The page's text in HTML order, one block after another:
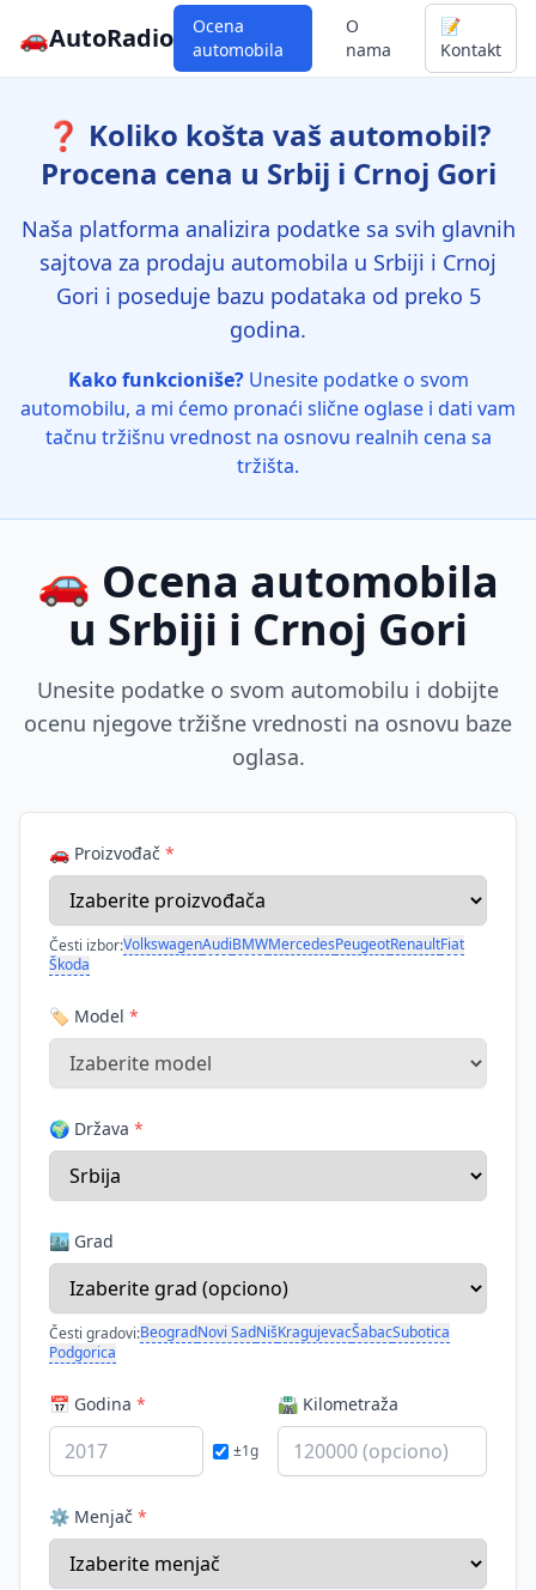
🚗AutoRadio
Ocena
automobila
O
nama
📝
Kontakt
❓ Koliko košta vaš automobil?
Procena cena u Srbij i Crnoj Gori
Naša platforma analizira podatke sa svih glavnih
sajtova za prodaju automobila u Srbiji i Crnoj
Gori i poseduje bazu podataka od preko 5
godina.
Kako funkcioniše?Unesite podatke o svom
automobilu, a mi ćemo pronaći slične oglase i dati vam
tačnu tržišnu vrednost na osnovu realnih cena sa
tržišta.
🚗 Ocena automobila
u Srbiji i Crnoj Gori
Unesite podatke o svom automobilu i dobijte
ocenu njegove tržišne vrednosti na osnovu baze
oglasa.
🚗 Proizvođač *
Česti izbor:VolkswagenAudiBMWMercedesPeugeotRenaultFiat
Škoda
🏷️ Model *
🌍 Država *
🏙️ Grad
Česti gradovi:BeogradNovi SadNišKragujevacŠabacSubotica
Podgorica
📅 Godina *
±1g
🛣️ Kilometraža
⚙️ Menjač *